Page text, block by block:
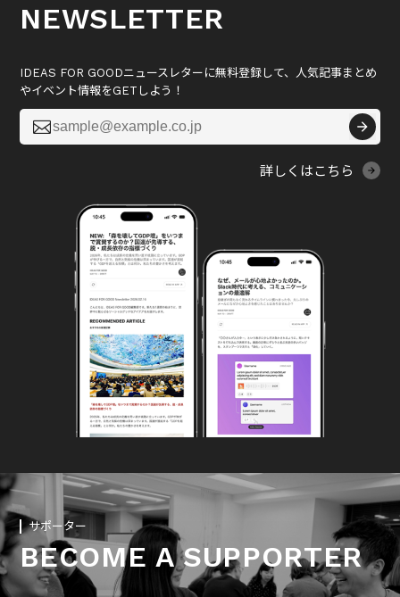
NEWSLETTER
IDEAS FOR GOODニュースレターに無料登録して、人気記事まとめ
やイベント情報をGETしよう！

詳しくはこちら
サポーター
BECOME A SUPPORTER